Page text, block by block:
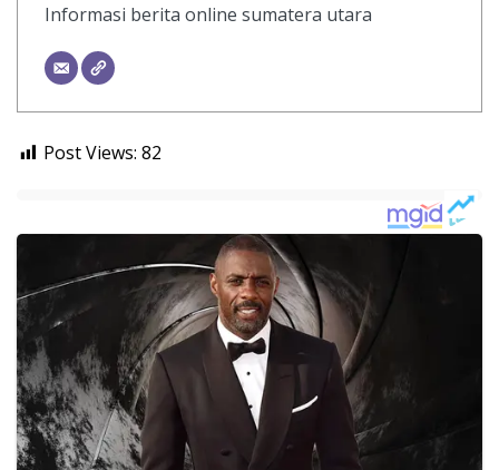
Informasi berita online sumatera utara
Post Views: 82